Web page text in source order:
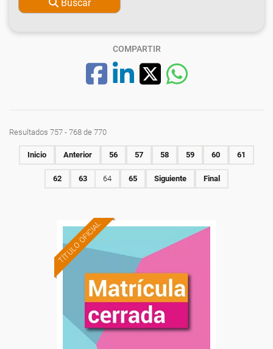
Buscar
COMPARTIR
Resultados 757 - 768 de 770
Inicio Anterior 56 57 58 59 60 61
62 63 64 65 Siguiente Final
TÍTULO OFICIAL